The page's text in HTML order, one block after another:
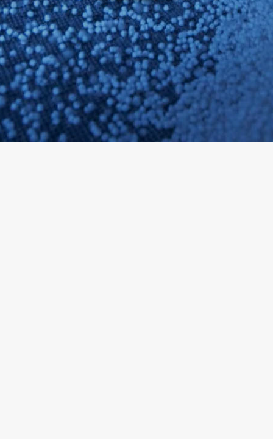
DANSK
ΕΛΛΗΝΙΚΉ
БЪЛГАРСКИ
SVENSKA
SLOVENSKI
EESTI
LIETUVIŲ
LATVIEŠU